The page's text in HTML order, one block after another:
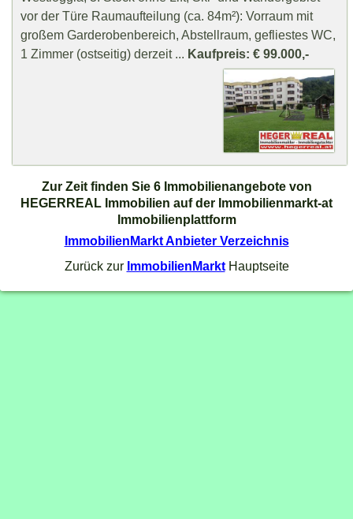
vor der Türe Raumaufteilung (ca. 84m²): Vorraum mit
großem Garderobenbereich, Abstellraum, gefliestes WC,
1 Zimmer (ostseitig) derzeit ... Kaufpreis: € 99.000,-
Zur Zeit finden Sie 6 Immobilienangebote von
HEGERREAL Immobilien auf der Immobilienmarkt-at
Immobilienplattform
ImmobilienMarkt Anbieter Verzeichnis
Zurück zur ImmobilienMarktHauptseite